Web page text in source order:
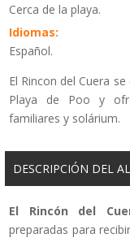
Cerca de la playa.
Idiomas:
Español.
El Rincon del Cuera
Playa de Poo y
familiares y solárium.
DESCRIPCIÓN DEL
El Rincón del
preparadas para